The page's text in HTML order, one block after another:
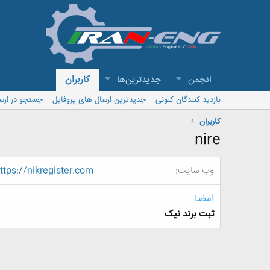
انجمن جدیدترین‌ها کاربران
بازدید کنندگان کنونی جدیدترین ارسال های پروفایل
جستجو در
کاربران
nire
وب سایت nikregister.com
امضا
ثبت برند نیک